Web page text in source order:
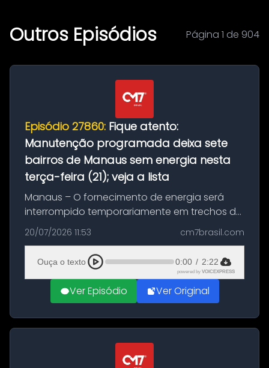
Outros Episódios Página 1 de 904
Episódio 27860: Fique atento:
Manutenção programada deixa sete
bairros de Manaus sem energia nesta
terça-feira (21); veja a lista
Manaus – O fornecimento de energia será
interrompido temporariamente em trechos de
sete bairros de Manaus nesta terça-feira (21).
A suspensão programada ocorrerá para a
execução de serviços de manuten...
20/07/2026 11:53 cm7brasil.com
Ouça o texto 0:00 / 2:22
powered by VOICEXPRESS
Ver Episódio Ver Original